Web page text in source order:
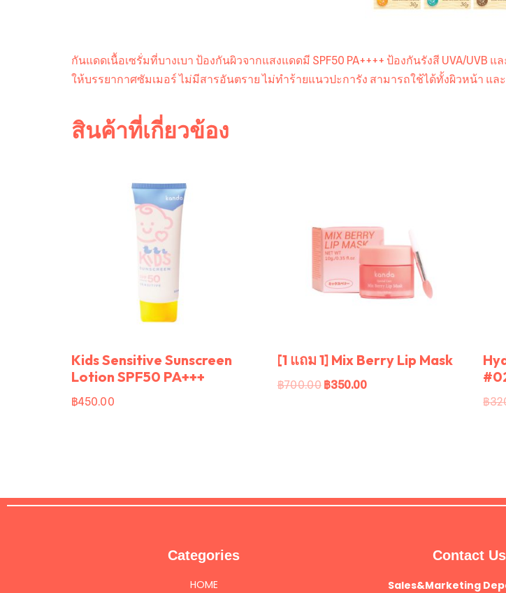
กันแดดเนื้อเซรั่มที่บางเบา ป้องกันผิวจากแสงแดดมี SPF50 PA++++ ป้องกันรังสี UVA/
ให้บรรยากาศซัมเมอร์ ไม่มีสารอันตราย ไม่ทำร้ายแนวปะการัง สามารถใช้ได้ทั้งผิวหน้า แล
สินค้าที่เกี่ยวข้อง
Kids Sensitive Sunscreen
Lotion SPF50 PA+++
฿450.00
[1 แถม 1] Mix Berry Lip Mask
฿700.00 ฿350.00
฿
Categories
HOME
Contact Us
Sales&Marketing